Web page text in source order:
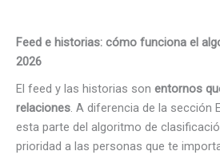
Feed e historias: cómo funciona el
2026
El feed y las historias son entornos
relaciones. A diferencia de la sección
esta parte del algoritmo de
prioridad a las personas que te